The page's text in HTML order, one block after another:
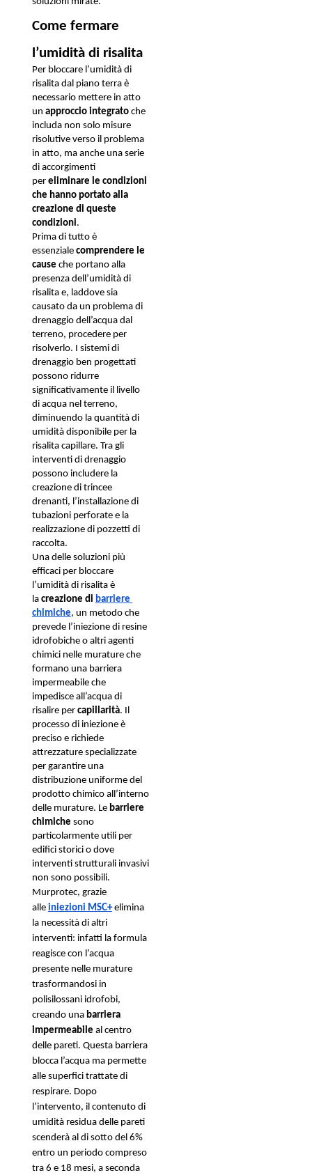
Come fermare
l’umidità di risalita
Per bloccare l’umidità di
risalita dal piano terra è
necessario mettere in atto
un approccio integrato che
includa non solo misure
risolutive verso il problema
in atto, ma anche una serie
di accorgimenti
per eliminare le condizioni
che hanno portato alla
creazione di queste
condizioni.
Prima di tutto è
essenziale comprendere le
cause che portano alla
presenza dell’umidità di
risalita e, laddove sia
causato da un problema di
drenaggio dell’acqua dal
terreno, procedere per
risolverlo. I sistemi di
drenaggio ben progettati
possono ridurre
significativamente il livello
di acqua nel terreno,
diminuendo la quantità di
umidità disponibile per la
risalita capillare. Tra gli
interventi di drenaggio
possono includere la
creazione di trincee
drenanti, l’installazione di
tubazioni perforate e la
realizzazione di pozzetti di
raccolta.
Una delle soluzioni più
efficaci per bloccare
l’umidità di risalita è
la creazione di barriere
chimiche, un metodo che
prevede l’iniezione di resine
idrofobiche o altri agenti
chimici nelle murature che
formano una barriera
impermeabile che
impedisce all’acqua di
risalire per capillarità. Il
processo di iniezione è
preciso e richiede
attrezzature specializzate
per garantire una
distribuzione uniforme del
prodotto chimico all’interno
delle murature. Le barriere
chimiche sono
particolarmente utili per
edifici storici o dove
interventi strutturali invasivi
non sono possibili.
Murprotec, grazie
alle iniezioni MSC+ elimina
la necessità di altri
interventi: infatti la formula
reagisce con l’acqua
presente nelle murature
trasformandosi in
polisilossani idrofobi,
creando una barriera
impermeabile al centro
delle pareti. Questa barriera
blocca l’acqua ma permette
alle superfici trattate di
respirare. Dopo
l’intervento, il contenuto di
umidità residua delle pareti
scenderà al di sotto del 6%
entro un periodo compreso
tra 6 e 18 mesi, a seconda